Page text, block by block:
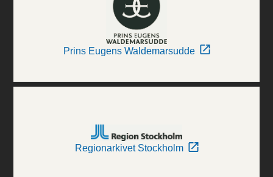
Prins Eugens Waldemarsudde
Regionarkivet Stockholm